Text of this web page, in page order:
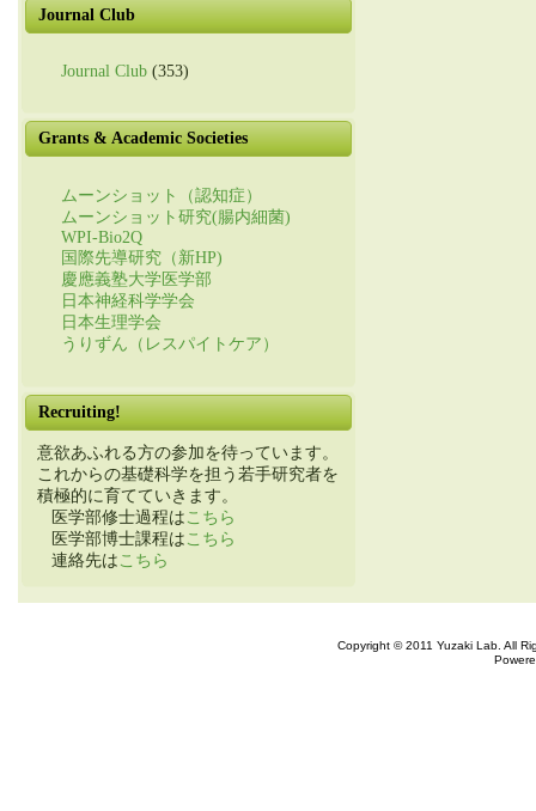
Journal Club
Journal Club (353)
Grants & Academic Societies
ムーンショット（認知症）
ムーンショット研究(腸内細菌)
WPI-Bio2Q
国際先導研究（新HP)
慶應義塾大学医学部
日本神経科学学会
日本生理学会
うりずん（レスパイトケア）
Recruiting!
意欲あふれる方の参加を待っています。
これからの基礎科学を担う若手研究者を
積極的に育てていきます。
医学部修士過程は こちら
医学部博士課程は こちら
連絡先は こちら
Copyright © 2011 Yuzaki Lab. All